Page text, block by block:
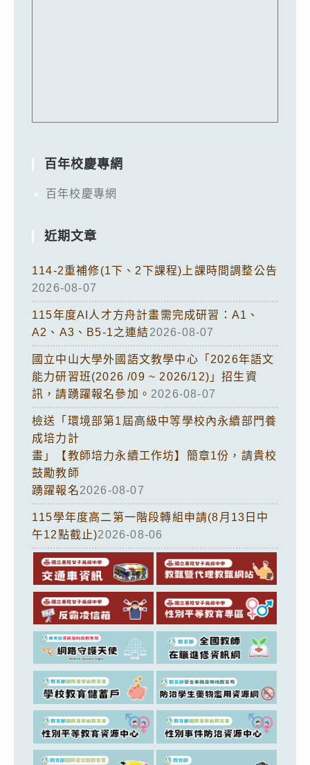
百年校慶專網
百年校慶專網
近期文章
114-2重補修(1下、2下課程)上課時間調整公告
2026-08-07
115年度AI人才方舟計畫需完成研習：A1、
A2、A3、B5-1之連結2026-08-07
國立中山大學外國語文教學中心「2026年語文
能力研習班(2026 /09 ~ 2026/12)」招生資
訊，請踴躍報名參加。 2026-08-07
檢送「環境部第1屆高級中等學校內永續部門養
成培力計
畫」【教師培力永續工作坊】簡章1份，請貴校
鼓勵教師
踴躍報名2026-08-07
115學年度高二第一階段轉組申請(8月13日中
午12點截止)2026-08-06